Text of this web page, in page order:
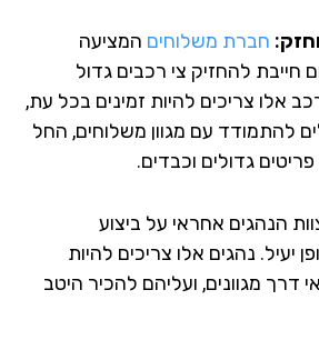
חברת משלוחיםהמציעה
להחזיק צי רכבים גדול
צריכים להיות זמינים בכל עת,
עם מגוון משלוחים, החל
גדולים וכבדים.
אחראי על ביצוע
נהגים אלו צריכים להיות
ועליהם להכיר היטב